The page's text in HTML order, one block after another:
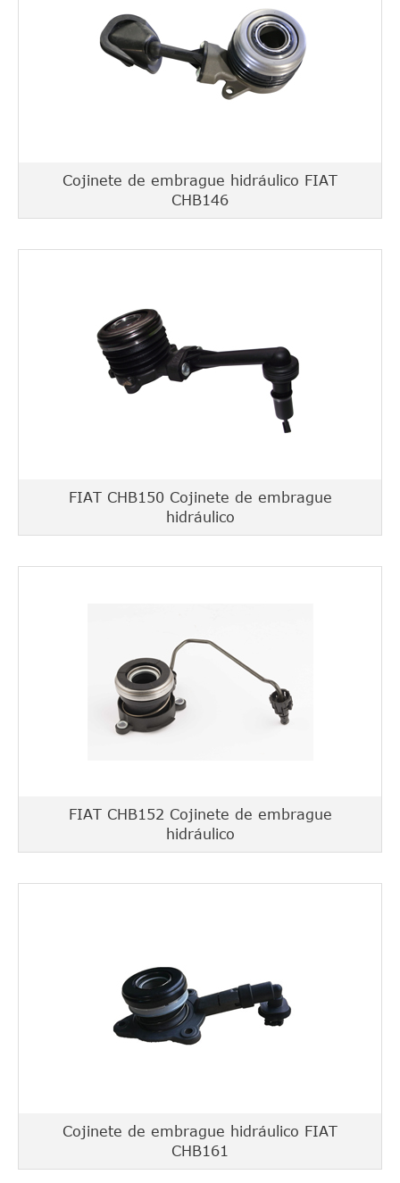
Cojinete de embrague hidráulico FIAT
CHB146
FIAT CHB150 Cojinete de embrague
hidráulico
FIAT CHB152 Cojinete de embrague
hidráulico
Cojinete de embrague hidráulico FIAT
CHB161